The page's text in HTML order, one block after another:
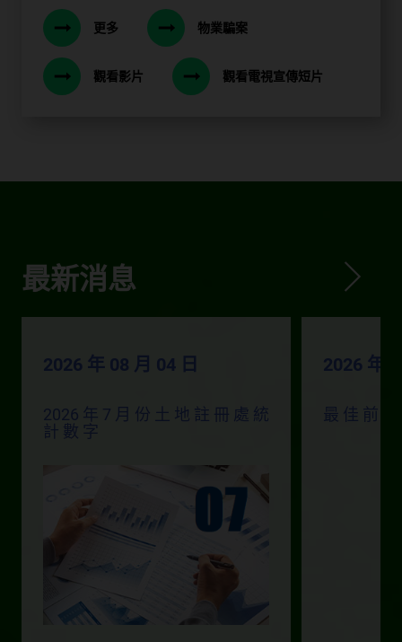
更多 物業騙案
觀看影片 觀看電視宣傳短片
最新消息
2026 年 08 月 04 日
2026 年 7 月 份 土 地 註 冊 處 統
計 數 字
2026 年
最 佳 前